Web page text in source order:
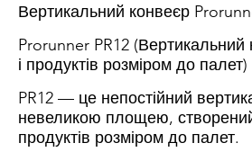
Вертикальний конвеєр
Prorunner PR12
і продуктів розміром до палет)
PR12 — це непостійний
невеликою площею,
продуктів розміром до палет.